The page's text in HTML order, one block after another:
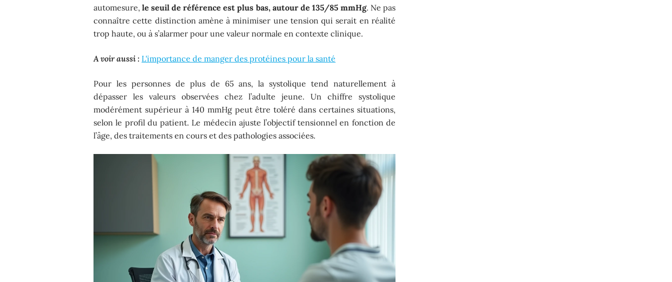
automesure,le seuil de référence est plus bas, autour de 135/85 mmHg. Ne pas
connaître cette distinction amène à minimiser une tension qui serait en réalité
trop haute, ou à s’alarmer pour une valeur normale en contexte clinique.
A voir aussi : L'importance de manger des protéines pour la santé
Pour les personnes de plus de 65 ans, la systolique tend naturellement à
dépasser les valeurs observées chez l’adulte jeune. Un chiffre systolique
modérément supérieur à 140 mmHg peut être toléré dans certaines situations,
selon le profil du patient. Le médecin ajuste l’objectif tensionnel en fonction de
l’âge, des traitements en cours et des pathologies associées.